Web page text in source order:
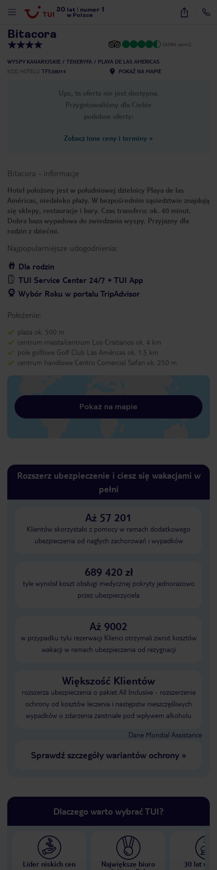
30 lat numer 1
w Polsce
47
Bitacora
(6086 opinii)
WYSPY KANARYJSKIE TENERYFA
PLAYA DE LAS AMERICAS
KOD HOTELU TFS38014 POKAŻ NA MAPIE
Ups, ta oferta nie jest dostępna.
Przygotowaliśmy dla Ciebie
podobne oferty:
Zobacz inne ceny i terminy »
Bitacora - informacje
Hotel położony jest w południowej dzielnicy Playa de las
Américas, niedaleko plaży. W bezpośrednim sąsiedztwie znajdują
się sklepy, restauracje i bary. Czas transferu: ok. 40 minut.
Dobra baza wypadowa do zwiedzania wyspy. Przyjazny dla
rodzin z dziećmi.
Najpopularniejsze udogodnienia:
Dla rodzin
TUI Service Center 24/7 + TUI App
Wybór Roku w portalu TripAdvisor
Położenie:
plaża ok. 500 m
centrum miasta/centrum Los Cristianos ok. 4 km
pole golfowe Golf Club Las Américas ok. 1,5 km
centrum handlowe Centro Comercial Safari ok. 250 m
Pokaż na mapie
Rozszerz ubezpieczenie i ciesz się wakacjami w
pełni
Aż 57 201
Klientów skorzystało z pomocy w ramach dodatkowego
ubezpieczenia od nagłych zachorowań i wypadków
689 420 zł
tyle wyniósł koszt obsługi medycznej pokryty jednorazowo
przez ubezpieczyciela
Aż 9002
w przypadku tylu rezerwacji Klienci otrzymali zwrot kosztów
wakacji w ramach ubezpieczenia od rezygnacji
Większość Klientów
rozszerza ubezpieczenia o pakiet All Inclusive - rozszerzenie
ochrony od kosztów leczenia i następstw nieszczęśliwych
wypadków o zdarzenia zaistniałe pod wpływem alkoholu
Dane Mondial Assistance
Sprawdź szczegóły wariantów ochrony»
Dlaczego warto wybrać TUI?
Lider niskich cen
Największe biuro
30 lat w